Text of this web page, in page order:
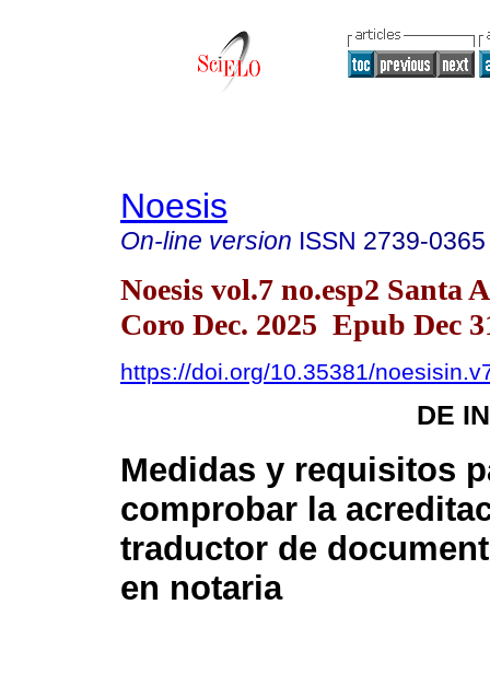
Noesis
On-line version ISSN 2739-0365
Noesis vol.7 no.esp2 Santa
Coro Dec. 2025 Epub Dec
https://doi.org/10.35381/
DE
Medidas y requisitos
comprobar la
traductor de
en notaria